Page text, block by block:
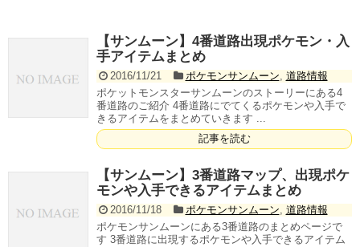
【サンムーン】4番道路出現ポケモン・入
手アイテムまとめ
2016/11/21 ポケモンサンムーン, 道路情報
ポケットモンスターサンムーンのストーリーにある4
番道路のご紹介 4番道路にでてくるポケモンや入手で
きるアイテムをまとめていきます ...
記事を読む
【サンムーン】3番道路マップ、出現ポケ
モンや入手できるアイテムまとめ
2016/11/18 ポケモンサンムーン, 道路情報
ポケモンサンムーンにある3番道路のまとめページで
す 3番道路に出現するポケモンや入手できるアイテム